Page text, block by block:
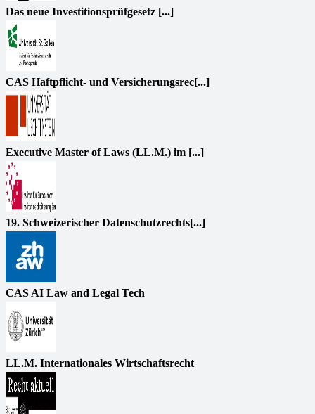
Das neue Investitionsprüfgesetz [...]
CAS Haftpflicht- und Versicherungsrec[...]
Executive Master of Laws (LL.M.) im [...]
19. Schweizerischer Datenschutzrechts[...]
CAS AI Law and Legal Tech
LL.M. Internationales Wirtschaftsrecht